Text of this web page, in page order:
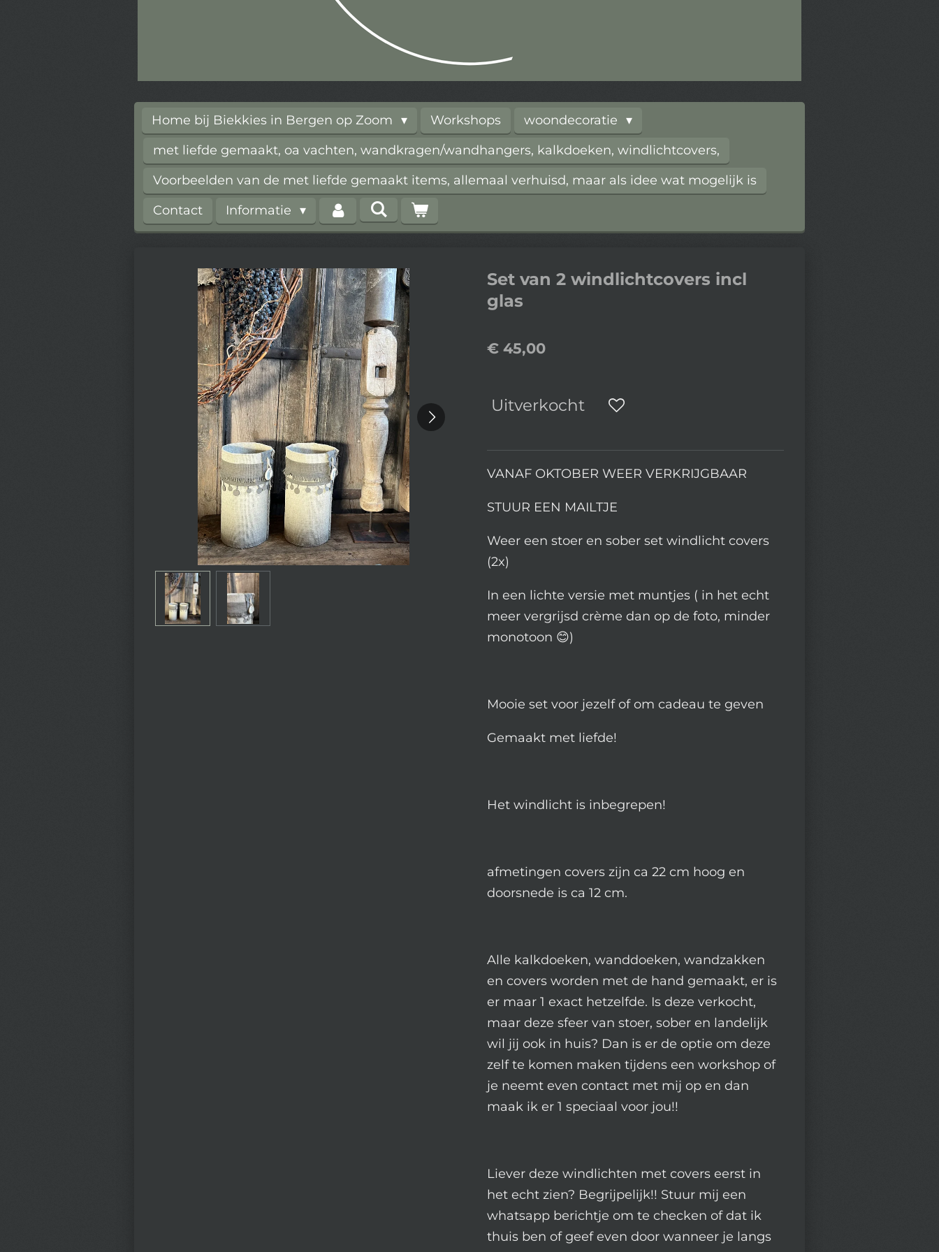
Home bij Biekkies in Bergen op Zoom Workshops
woondecoratie
met liefde gemaakt, oa vachten, wandkragen/wandhangers, kalkdoeken, windlichtcovers,
Voorbeelden van de met liefde gemaakt items, allemaal verhuisd, maar als idee wat mogelijk is
Contact
Informatie
Set van 2 windlichtcovers incl
glas
€ 45,00
Uitverkocht
VANAF OKTOBER WEER VERKRIJGBAAR
STUUR EEN MAILTJE
Weer een stoer en sober set windlicht covers
(2x)
In een lichte versie met muntjes ( in het echt
meer vergrijsd crème dan op de foto, minder
monotoon 😊)
Mooie set voor jezelf of om cadeau te geven
Gemaakt met liefde!
Het windlicht is inbegrepen!
afmetingen covers zijn ca 22 cm hoog en
doorsnede is ca 12 cm.
Alle kalkdoeken, wanddoeken, wandzakken
en covers worden met de hand gemaakt, er is
er maar 1 exact hetzelfde. Is deze verkocht,
maar deze sfeer van stoer, sober en landelijk
wil jij ook in huis? Dan is er de optie om deze
zelf te komen maken tijdens een workshop of
je neemt even contact met mij op en dan
maak ik er 1 speciaal voor jou!!
Liever deze windlichten met covers eerst in
het echt zien? Begrijpelijk!! Stuur mij een
whatsapp berichtje om te checken of dat ik
thuis ben of geef even door wanneer je langs